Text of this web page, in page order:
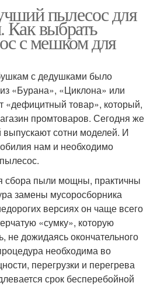
пылесос для
выбрать
с мешком для
с дедушками было
«Бурана», «Циклона» или
«дефицитный товар», который,
промтоваров. Сегодня же
выпускают сотни моделей. И
нам и необходимо
пыли мощны, практичны
замены мусоросборника
версиях он чаще всего
«сумку», которую
не дожидаясь окончательного
необходима во
перегрузки и перегрева
срок бесперебойной